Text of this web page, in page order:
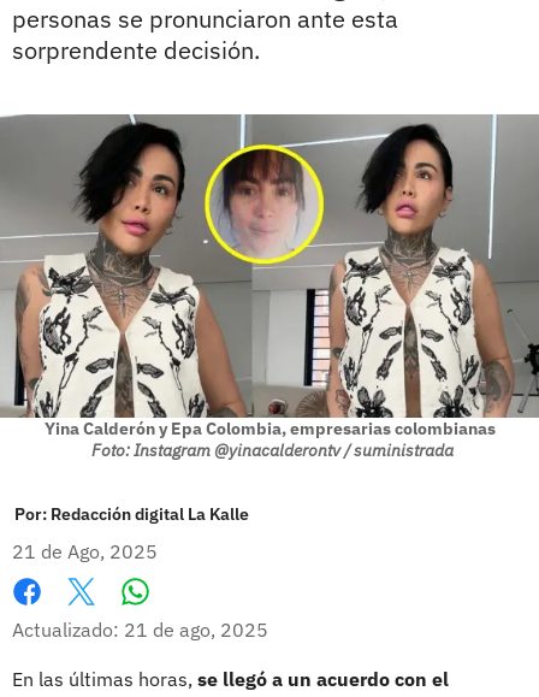
personas se pronunciaron ante esta
sorprendente decisión.
Yina Calderón y Epa Colombia, empresarias colombianas
Foto: Instagram @yinacalderontv / suministrada
Por: Redacción digital La Kalle
21 de Ago, 2025
Facebook
X
Actualizado: 21 de ago, 2025
En las últimas horas, se llegó a un acuerdo con el